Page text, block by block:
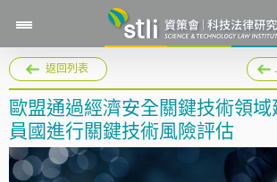
返回列表
歐盟通過經濟安全關鍵技術領
員國進行關鍵技術風險評估